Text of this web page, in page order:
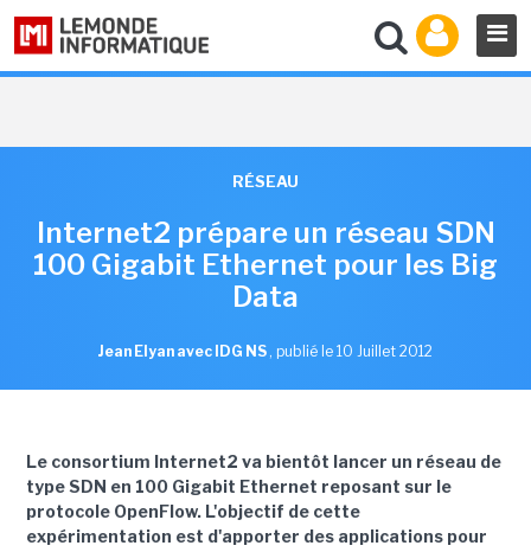
RÉSEAU
Internet2 prépare un réseau SDN
100 Gigabit Ethernet pour les Big
Data
Jean Elyan avec IDG NS , publié le 10 Juillet 2012
Le consortium Internet2 va bientôt lancer un réseau de
type SDN en 100 Gigabit Ethernet reposant sur le
protocole OpenFlow. L'objectif de cette
expérimentation est d'apporter des applications pour